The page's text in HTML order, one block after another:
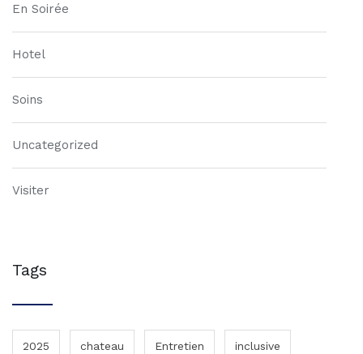
En Soirée
Hotel
Soins
Uncategorized
Visiter
Tags
2025 chateau Entretien inclusive